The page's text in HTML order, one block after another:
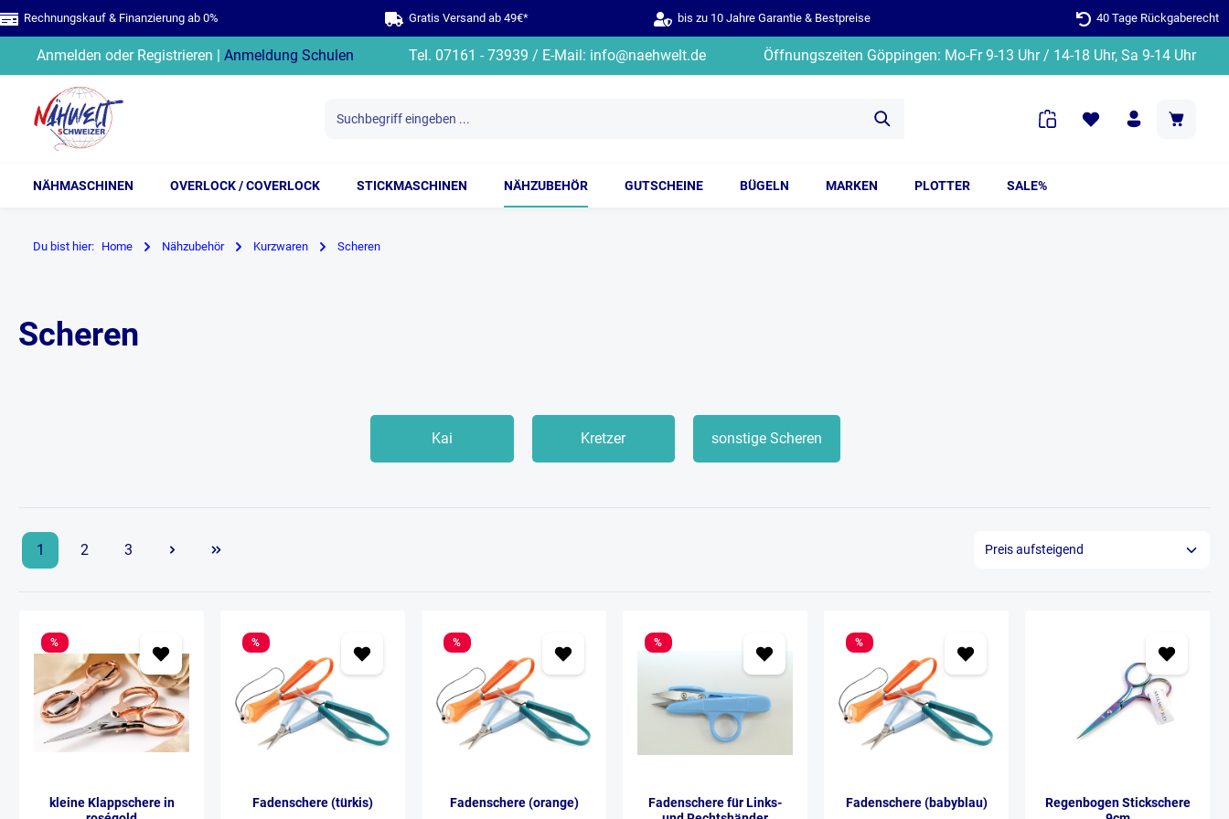
Zur Hauptnavigation springen
Rechnungskauf & Finanzierung ab 0% Gratis Versand ab 49€* bis zu 10 Jahre Garantie & Bestpreise 40 Tage Rückgaberecht
Anmelden oder Registrieren | Anmeldung Schulen Tel. 07161 - 73939 / E-Mail: info@naehwelt.de Öffnungszeiten Göppingen: Mo-Fr 9-13 Uhr / 14-18 Uhr, Sa 9-14 Uhr
NÄHMASCHINEN OVERLOCK / COVERLOCK STICKMASCHINEN NÄHZUBEHÖR GUTSCHEINE BÜGELN MARKEN PLOTTER SALE%
Du bist hier: Home Nähzubehör Kurzwaren Scheren
Scheren
Kai Kretzer sonstige Scheren
1 2 3
%
kleine Klappschere in
%
Fadenschere (türkis)
%
Fadenschere (orange)
%
Fadenschere für Links-
%
Fadenschere (babyblau)
Regenbogen Stickschere